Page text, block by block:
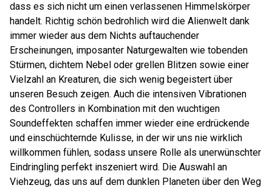
dass es sich nicht um einen verlassenen Himmelskörper
handelt. Richtig schön bedrohlich wird die Alienwelt dank
immer wieder aus dem Nichts auftauchender
Erscheinungen, imposanter Naturgewalten wie tobenden
Stürmen, dichtem Nebel oder grellen Blitzen sowie einer
Vielzahl an Kreaturen, die sich wenig begeistert über
unseren Besuch zeigen. Auch die intensiven Vibrationen
des Controllers in Kombination mit den wuchtigen
Soundeffekten schaffen immer wieder eine erdrückende
und einschüchternde Kulisse, in der wir uns nie wirklich
willkommen fühlen, sodass unsere Rolle als unerwünschter
Eindringling perfekt inszeniert wird. Die Auswahl an
Viehzeug, das uns auf dem dunklen Planeten über den Weg